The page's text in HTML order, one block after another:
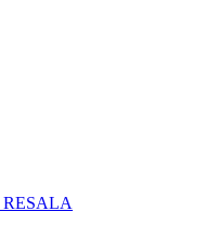
RESALA